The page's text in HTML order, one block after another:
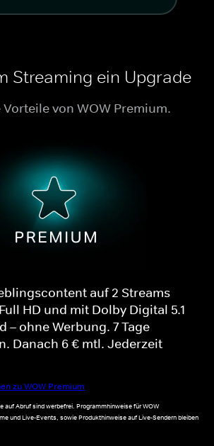
Streaming ein Upgrade
von WOW Premium.
auf 2 Streams
HD und mit Dolby Digital 5.1
– ohne Werbung. 7 Tage
Danach 6 € mtl. Jederzeit
zu WOW Premium
auf Abruf sind werbefrei. Programmhinweise für WOW
und Live-Events, sowie Produkthinweise auf Live-Sendern bleiben